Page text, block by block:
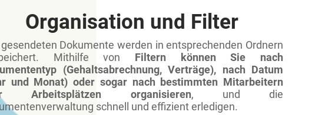
Organisation und Filter
Dokumente werden in entsprechenden Ordnern
Mithilfe von Filtern können Sie nach
(Gehaltsabrechnung, Verträge), nach Datum
und Monat) oder sogar nach bestimmten Mitarbeitern
Arbeitsplätzen organisieren, und die
schnell und effizient erledigen.